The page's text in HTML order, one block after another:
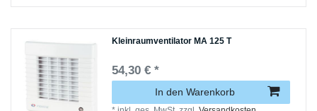
Kleinraumventilator MA 125 T
54,30 € *
In den Warenkorb